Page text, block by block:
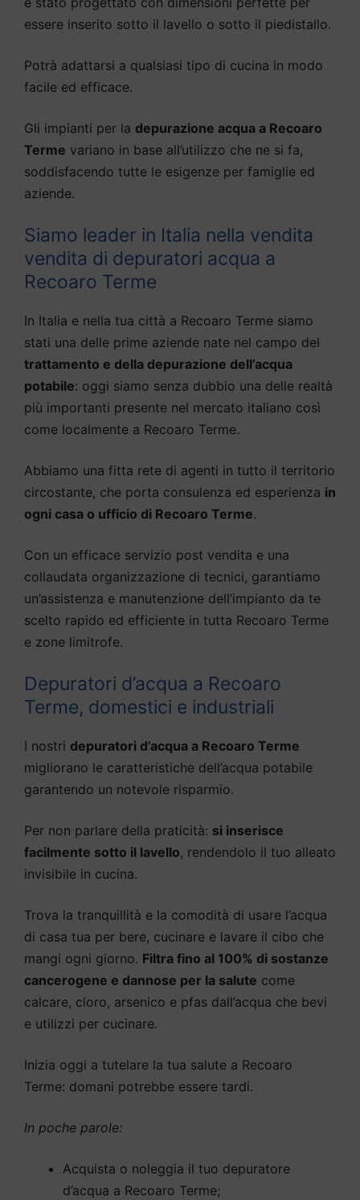
essere inserito sotto il lavello o sotto il piedistallo.
Potrà adattarsi a qualsiasi tipo di cucina in modo
facile ed efficace.
Gli impianti per la depurazione acqua a Recoaro
Terme variano in base all’utilizzo che ne si fa,
soddisfacendo tutte le esigenze per famiglie ed
aziende.
Siamo leader in Italia nella vendita
vendita di depuratori acqua a
Recoaro Terme
In Italia e nella tua città a Recoaro Terme siamo
stati una delle prime aziende nate nel campo del
trattamento e della depurazione dell’acqua
potabile: oggi siamo senza dubbio una delle realtà
più importanti presente nel mercato italiano così
come localmente a Recoaro Terme.
Abbiamo una fitta rete di agenti in tutto il territorio
circostante, che porta consulenza ed esperienza in
ogni casa o ufficio di Recoaro Terme.
Con un efficace servizio post vendita e una
collaudata organizzazione di tecnici, garantiamo
un’assistenza e manutenzione dell’impianto da te
scelto rapido ed efficiente in tutta Recoaro Terme
e zone limitrofe.
Depuratori d’acqua a Recoaro
Terme, domestici e industriali
I nostri depuratori d’acqua a Recoaro Terme
migliorano le caratteristiche dell’acqua potabile
garantendo un notevole risparmio.
Per non parlare della praticità: si inserisce
facilmente sotto il lavello, rendendolo il tuo alleato
invisibile in cucina.
Trova la tranquillità e la comodità di usare l’acqua
di casa tua per bere, cucinare e lavare il cibo che
mangi ogni giorno. Filtra fino al 100% di sostanze
cancerogene e dannose per la salute come
calcare, cloro, arsenico e pfas dall’acqua che bevi
e utilizzi per cucinare.
Inizia oggi a tutelare la tua salute a Recoaro
Terme: domani potrebbe essere tardi.
In poche parole:
Acquista o noleggia il tuo depuratore
d’acqua a Recoaro Terme;